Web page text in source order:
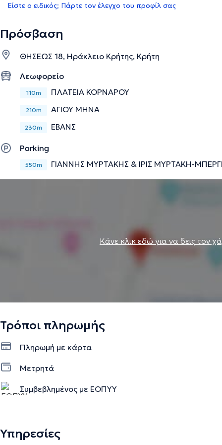
Είστε ο ειδικός; Πάρτε τον έλεγχο του προφίλ σας
Πρόσβαση
ΘΗΣΕΩΣ 18, Ηράκλειο Κρήτης, Κρήτη
Λεωφορείο
110m ΠΛΑΤΕΙΑ ΚΟΡΝΑΡΟΥ
210m ΑΓΙΟΥ ΜΗΝΑ
230m ΕΒΑΝΣ
Parking
550m ΓΙΑΝΝΗΣ ΜΥΡΤΑΚΗΣ & ΙΡΙΣ ΜΥΡΤΑΚΗ-
Κάνε κλικ εδώ για να δεις τον
Τρόποι πληρωμής
Πληρωμή με κάρτα
Μετρητά
Συμβεβλημένος με ΕΟΠΥΥ
Υπηρεσίες